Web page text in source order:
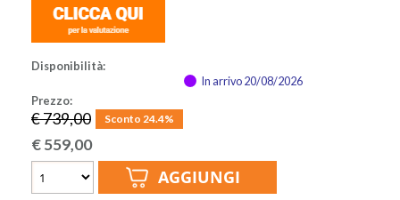
Disponibilità:
In arrivo 20/08/2026
Prezzo:
€ 739,00 Sconto 24.4%
€559,00